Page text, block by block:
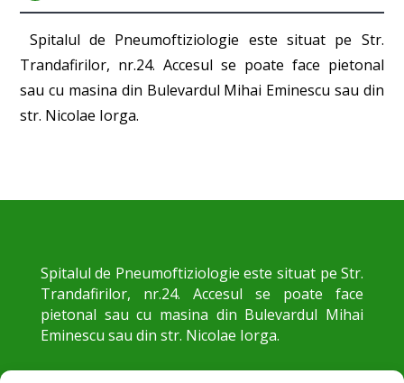
Spitalul de Pneumoftiziologie este situat pe Str.
Trandafirilor, nr.24. Accesul se poate face pietonal
sau cu masina din Bulevardul Mihai Eminescu sau din
str. Nicolae Iorga.
Spitalul de Pneumoftiziologie este situat pe Str.
Trandafirilor, nr.24. Accesul se poate face
pietonal sau cu masina din Bulevardul Mihai
Eminescu sau din str. Nicolae Iorga.